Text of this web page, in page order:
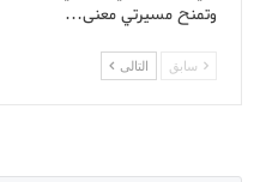
وتمنح مسيرتي معنى…
سابق التالى